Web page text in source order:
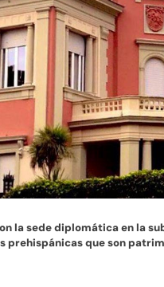
la sede diplomática en la
prehispánicas que son